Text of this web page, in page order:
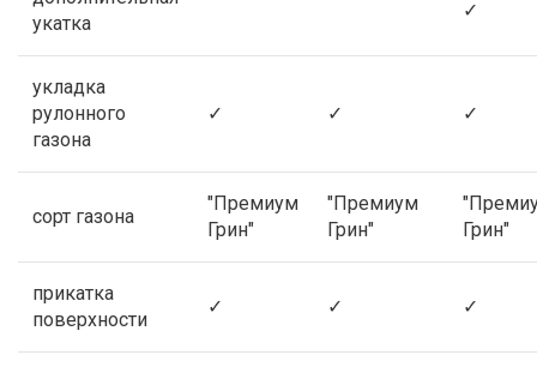
укатка
✓
укладка
рулонного
газона
✓ ✓ ✓
сорт газона
"Премиум
Грин"
"Премиум
Грин"
Грин"
прикатка
поверхности
✓ ✓ ✓